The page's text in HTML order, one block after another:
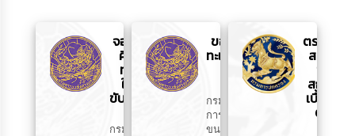
จอง
คิว
ทำ
ใบ
ขับขี่
กรม
ขอเลข
ทะเบียน
รถ
กรม
การ
ขนส่ง
ตรวจ
สอบ
ชื่อ
สกุล
เบื้อง
ต้น